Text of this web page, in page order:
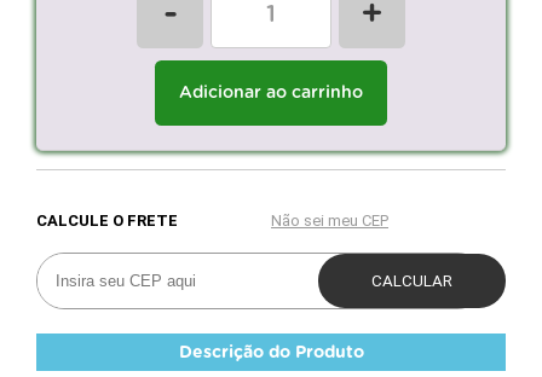
- +
Adicionar ao carrinho
Descrição do Produto